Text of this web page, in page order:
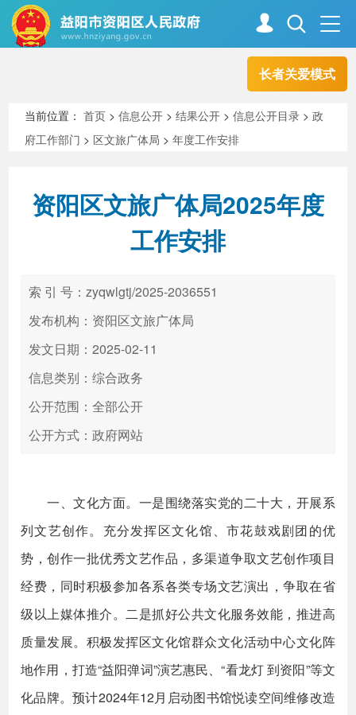
长者关爱模式
走进资阳
新闻中心 解读回应
政务服务
高效办成一件事
当前位置：首页 >信息公开 >结果公开 >信息公开目录 >政
府工作部门 > 区文旅广体局 >年度工作安排
资阳区文旅广体局2025年度
工作安排
索 引 号：zyqwlgtj/2025-2036551
发布机构：资阳区文旅广体局
发文日期：2025-02-11
信息类别：综合政务
公开范围：全部公开
公开方式：政府网站
一、文化方面。一是围绕落实党的二十大，开展系
列文艺创作。充分发挥区文化馆、市花鼓戏剧团的优
势，创作一批优秀文艺作品，多渠道争取文艺创作项目
经费，同时积极参加各系各类专场文艺演出，争取在省
级以上媒体推介。二是抓好公共文化服务效能，推进高
质量发展。积极发挥区文化馆群众文化活动中心文化阵
地作用，打造“益阳弹词”演艺惠民、“看龙灯 到资阳”等文
化品牌。预计2024年12月启动图书馆悦读空间维修改造